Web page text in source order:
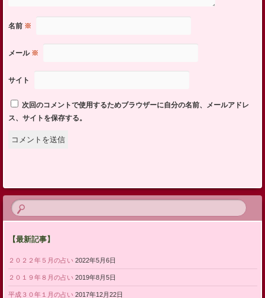
名前 ※
メール ※
サイト
次回のコメントで使用するためブラウザーに自分の名前、メールアドレ
ス、サイトを保存する。
【最新記事】
２０２２年５月の占い 2022年5月6日
２０１９年８月の占い 2019年8月5日
平成３０年１月の占い 2017年12月22日